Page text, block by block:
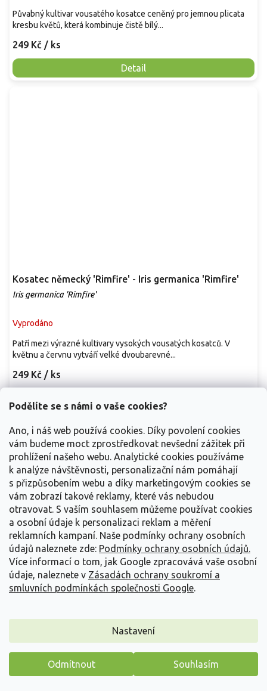
Podělíte se s námi o vaše cookies?
Ano, i náš web používá cookies. Díky povolení cookies
vám budeme moct zprostředkovat nevšední zážitek při
prohlížení našeho webu. Analytické cookies používáme
k analýze návštěvnosti, personalizační nám pomáhají
s přizpůsobením webu a díky marketingovým cookies se
vám zobrazí takové reklamy, které vás nebudou
otravovat. S vaším souhlasem můžeme používat cookies
a osobní údaje k personalizaci reklam a měření
reklamních kampaní. Naše podmínky ochrany osobních
údajů naleznete zde: Podmínky ochrany osobních údajů.
Více informací o tom, jak Google zpracovává vaše osobní
údaje, naleznete v Zásadách ochrany soukromí a
smluvních podmínkách společnosti Google.
Nastavení
Odmítnout Souhlasím
249 Kč / ks
Detail
Půvabný kultivar vousatého kosatce ceněný pro jemnou plicata
kresbu květů, která kombinuje čistě bílý...
Kosatec německý 'Rimfire' - Iris germanica 'Rimfire'
Iris germanica 'Rimfire'
Vyprodáno
249 Kč / ks
Patří mezi výrazné kultivary vysokých vousatých kosatců. V
květnu a červnu vytváří velké dvoubarevné...
'Salonique'
Vyprodáno
Vyšší odrůda méně známého kosatce, která dorůstá do výšky 80 -
Máme pro vás malý dárek